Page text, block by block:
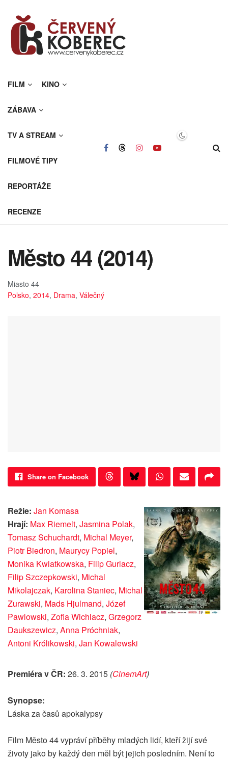
FILM KINO
ZÁBAVA
TV A STREAM
FILMOVÉ TIPY
REPORTÁŽE
RECENZE
Město 44 (2014)
Miasto 44
Polsko, 2014, Drama, Válečný
Share on Facebook
Režie: Jan Komasa
Hrají: Max Riemelt, Jasmina Polak,
Tomasz Schuchardt, Michal Meyer,
Piotr Biedron, Maurycy Popiel,
Monika Kwiatkowska, Filip Gurlacz,
Filip Szczepkowski, Michal
Mikolajczak, Karolina Staniec, Michal
Zurawski, Mads Hjulmand, Józef
Pawlowski, Zofia Wichlacz, Grzegorz
Daukszewicz, Anna Próchniak,
Antoni Królikowski, Jan Kowalewski
Premiéra v ČR: 26. 3. 2015 (CinemArt)
Synopse:
Láska za časů apokalypsy
Film Město 44 vypráví příběhy mladých lidí, kteří žijí své
životy jako by každý den měl být jejich posledním. Není to